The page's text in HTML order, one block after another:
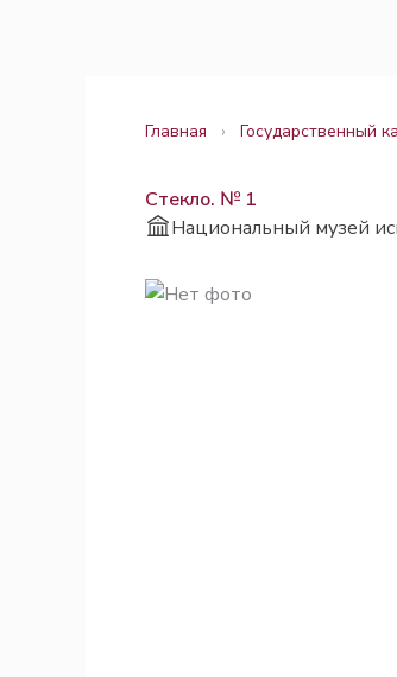
Главная › Государственный
Стекло. № 1
Национальный музей